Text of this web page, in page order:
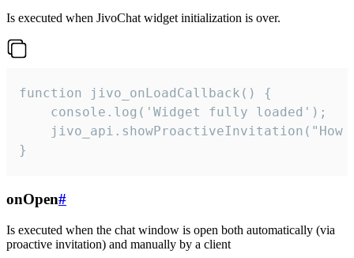
Is executed when JivoChat widget initialization is over.
function jivo_onLoadCallback() {
    console.log('Widget fully loaded');
jivo_api.showProactiveInvitation("How
}
onOpen#
Is executed when the chat window is open both automatically (via
proactive invitation) and manually by a client